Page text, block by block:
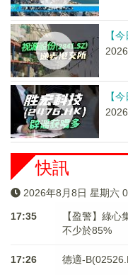
【
【
快訊
2026年8月8日 星期六
17:35
【盈警】綠
不少於85%
17:26 德適-